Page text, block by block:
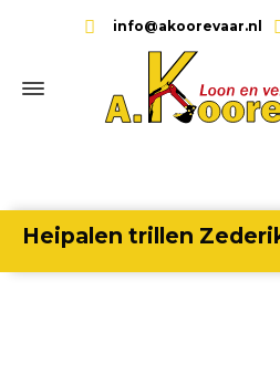
info@akoorevaar.nl
Heipalen trillen